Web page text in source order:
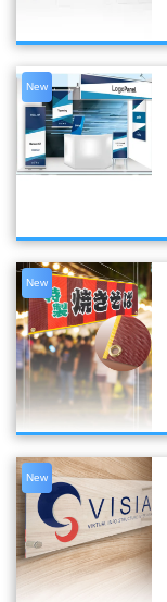
New
New
New